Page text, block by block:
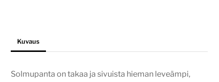
Kuvaus
Solmupanta on takaa ja sivuista hieman leveämpi,